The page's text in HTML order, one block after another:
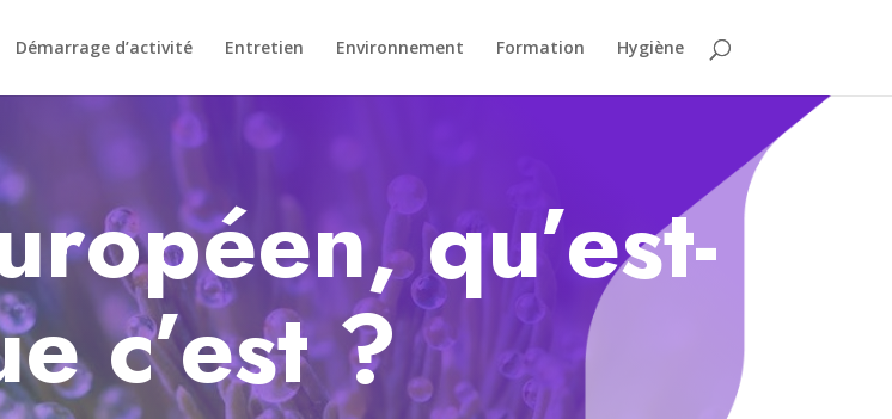
Démarrage d’activité Entretien Environnement Formation Hygiène
qu’est-
c’est ?